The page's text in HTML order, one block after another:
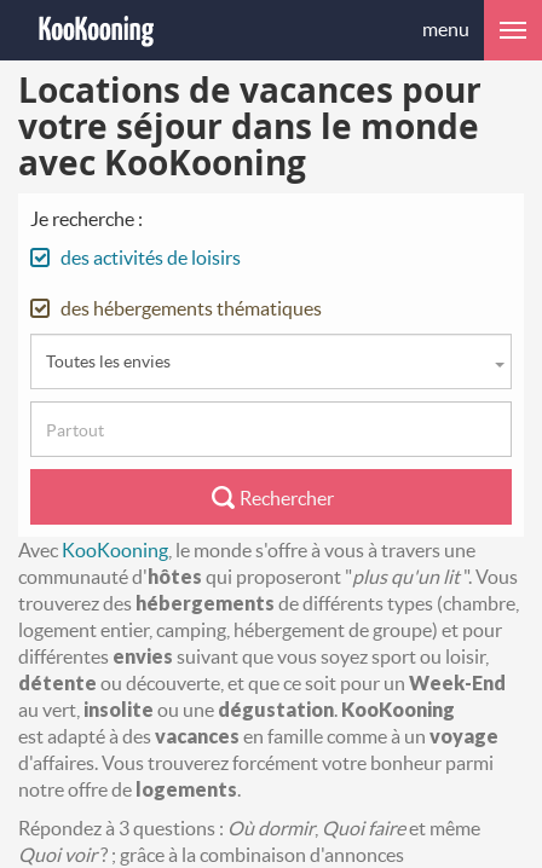
menu
Locations de vacances pour
votre séjour dans le monde
avec KooKooning
Je recherche :
des activités de loisirs
des hébergements thématiques
Toutes les envies
Rechercher
Avec KooKooning , le monde s'offre à vous à travers une
communauté d'hôtes qui proposeront "plus qu'un lit". Vous
trouverez des hébergements de différents types (chambre,
logement entier, camping, hébergement de groupe) et pour
différentes envies suivant que vous soyez sport ou loisir,
détente ou découverte, et que ce soit pour un Week-End
au vert, insolite ou une dégustation. KooKooning
est adapté à desvacances en famille comme à un voyage
d'affaires. Vous trouverez forcément votre bonheur parmi
notre offre de logements.
Répondez à 3 questions : Où dormir, Quoi faireet même
Quoi voir? ; grâce à la combinaison d'annonces